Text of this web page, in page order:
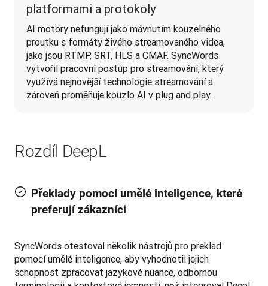
platformami a protokoly
AI motory nefungují jako mávnutím kouzelného
proutku s formáty živého streamovaného videa,
jako jsou RTMP, SRT, HLS a CMAF. SyncWords
vytvořil pracovní postup pro streamování, který
využívá nejnovější technologie streamování a
zároveň proměňuje kouzlo AI v plug and play.
Rozdíl DeepL
Překlady pomocí umělé inteligence, které
preferují zákazníci
SyncWords otestoval několik nástrojů pro překlad
pomocí umělé inteligence, aby vyhodnotil jejich
schopnost zpracovat jazykové nuance, odbornou